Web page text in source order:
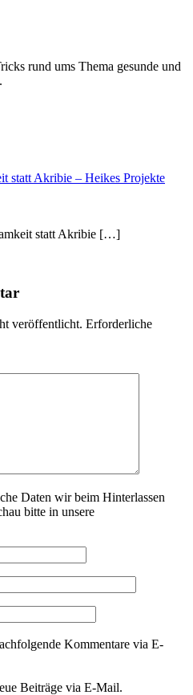
rund ums Thema gesunde und
statt Akribie – Heikes Projekte
statt Akribie […]
veröffentlicht. Erforderliche
Daten wir beim Hinterlassen
bitte in unsere
Kommentare via E-
Beiträge via E-Mail.